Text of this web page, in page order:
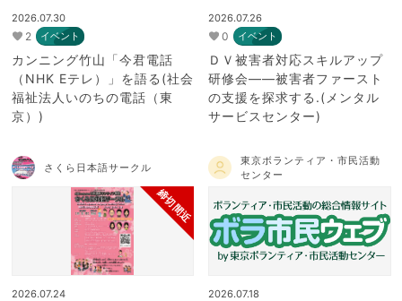
2026.07.30
2 イベント
カンニング竹山「今君電話
（NHK Eテレ）」を語る(社会
福祉法人いのちの電話（東
京）)
2026.07.26
0 イベント
ＤＶ被害者対応スキルアップ
研修会――被害者ファースト
の支援を探求する.(メンタル
サービスセンター)
さくら日本語サークル
締切間近
2026.07.24
東京ボランティア・市民活動
センター
2026.07.18